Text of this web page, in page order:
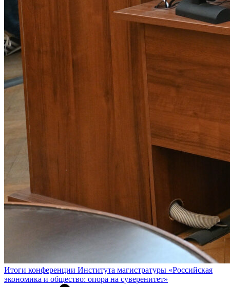
Итоги конференции Института магистратуры «Российская
экономика и общество: опора на суверенитет»